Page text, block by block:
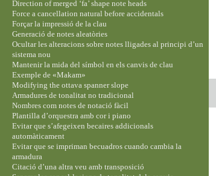
Direction of merged ‘fa’ shape note heads
Force a cancellation natural before accidentals
Forçar la impressió de la clau
Generació de notes aleatòries
Ocultar les alteracions sobre notes lligades al principi d’un
sistema nou
Mantenir la mida del símbol en els canvis de clau
Exemple de «Makam»
Modifying the ottava spanner slope
Armadures de tonalitat no tradicional
Nombres com notes de notació fàcil
Plantilla d’orquestra amb cor i piano
Evitar que s’afegeixen becaires addicionals
automàticament
Evitar que se impriman becuadros cuando cambia la
armadura
Citació d’una altra veu amb transposició